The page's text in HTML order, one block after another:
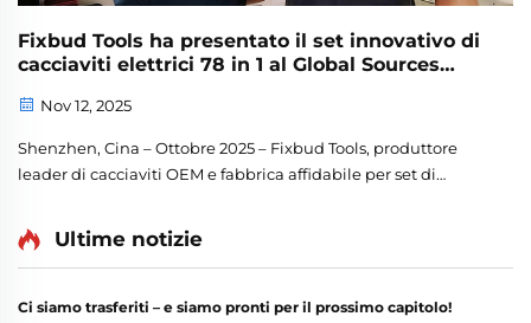
Fixbud Tools ha presentato il set innovativo di
cacciaviti elettrici 78 in 1 al Global Sources
Nov 12, 2025
Shenzhen, Cina – Ottobre 2025 – Fixbud Tools, produttore
leader di cacciaviti OEM e fabbrica affidabile per set di
Sources Consumer Electronics Show e al Glo...
Ultime notizie
Ci siamo trasferiti – e siamo pronti per il prossimo capitolo!